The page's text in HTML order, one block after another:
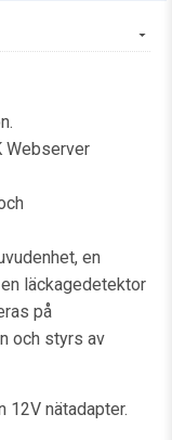
Webserver
en
läckagedetektor
på
och styrs av
12V nätadapter.